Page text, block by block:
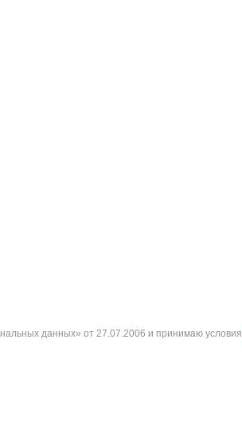
данных» от 27.07.2006 и принимаю условия